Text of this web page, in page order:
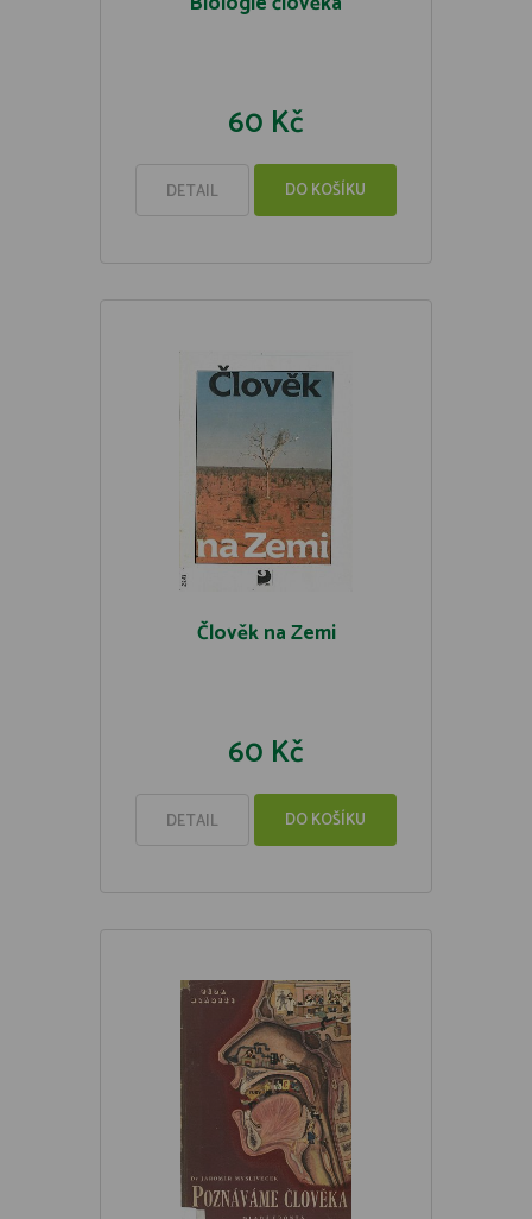
60 Kč
DETAIL DO KOŠÍKU
Člověk na Zemi
60 Kč
DETAIL DO KOŠÍKU